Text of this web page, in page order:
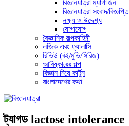
বিজ্ঞানযাত্রা ম্যাগাজিন
বিজ্ঞানযাত্রা সংবাদ/বিজ্ঞপ্তি
লক্ষ্য ও উদ্দেশ্য
যোগাযোগ
বৈজ্ঞানিক কল্পকাহিনী
লজিক এবং ফ্যালাসি
রিভিউ (বই/মুভি/সিরিজ)
আবিষ্কারের গল্প
বিজ্ঞান নিয়ে কার্টুন
বাংলাদেশের কথা
ট্যাগডlactose intolerance